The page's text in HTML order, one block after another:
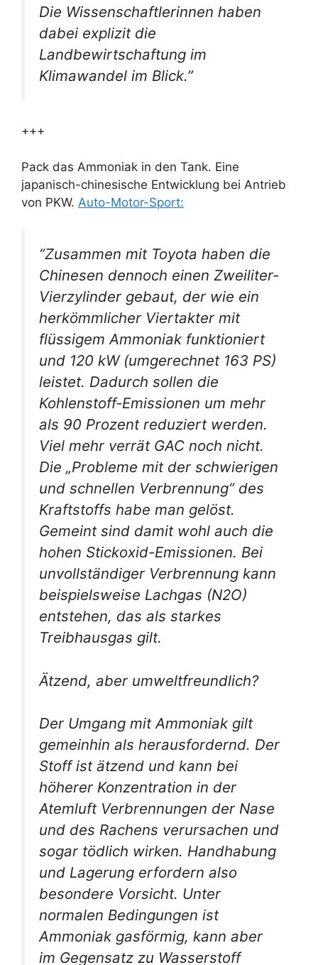
Die Wissenschaftlerinnen haben
dabei explizit die
Landbewirtschaftung im
Klimawandel im Blick.”
+++
Pack das Ammoniak in den Tank. Eine
japanisch-chinesische Entwicklung bei Antrieb
von PKW. Auto-Motor-Sport:
“Zusammen mit Toyota haben die
Chinesen dennoch einen Zweiliter-
Vierzylinder gebaut, der wie ein
herkömmlicher Viertakter mit
flüssigem Ammoniak funktioniert
und 120 kW (umgerechnet 163 PS)
leistet. Dadurch sollen die
Kohlenstoff-Emissionen um mehr
als 90 Prozent reduziert werden.
Viel mehr verrät GAC noch nicht.
Die „Probleme mit der schwierigen
und schnellen Verbrennung“ des
Kraftstoffs habe man gelöst.
Gemeint sind damit wohl auch die
hohen Stickoxid-Emissionen. Bei
unvollständiger Verbrennung kann
beispielsweise Lachgas (N2O)
entstehen, das als starkes
Treibhausgas gilt.
Ätzend, aber umweltfreundlich?
Der Umgang mit Ammoniak gilt
gemeinhin als herausfordernd. Der
Stoff ist ätzend und kann bei
höherer Konzentration in der
Atemluft Verbrennungen der Nase
und des Rachens verursachen und
sogar tödlich wirken. Handhabung
und Lagerung erfordern also
besondere Vorsicht. Unter
normalen Bedingungen ist
Ammoniak gasförmig, kann aber
im Gegensatz zu Wasserstoff